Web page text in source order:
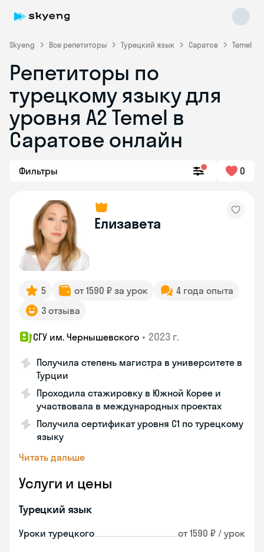
Skyeng Все репетиторы Турецкий язык Саратов Temel
Репетиторы по
турецкому языку для
уровня A2 Temel в
Саратове онлайн
Фильтры 0
Елизавета
5 от 1590 ₽ за урок
4 года опыта
3 отзыва
СГУ им. Чернышевского • 2023 г.
Получила степень магистра в университете в
Турции
Проходила стажировку в Южной Корее и
участвовала в международных проектах
Получила сертификат уровня C1 по турецкому
языку
Читать дальше
Услуги и цены
Турецкий язык
Уроки турецкого от 1590 ₽ / урок
Skyeng Chat